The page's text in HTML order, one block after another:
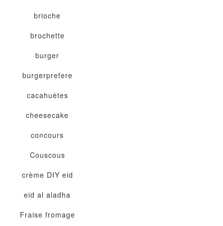
brioche
brochette
burger
burgerprefere
cacahuètes
cheesecake
concours
Couscous
crème DIY eid
eid al aladha
Fraise fromage